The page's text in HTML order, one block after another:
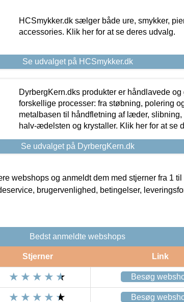
HCSmykker.dk sælger både ure, smykker,
accessories. Klik her for at se deres udvalg.
Se udvalget på HCSmykker.dk
DyrbergKern.dks produkter er håndlavede
forskellige processer: fra støbning, polering
metalbasen til håndfletning af læder,
halv-ædelsten og krystaller. Klik her for at se
Se udvalget på DyrbergKern.dk
webshops og anmeldt dem med stjerner fra 1 til
brugervenlighed, betingelser,
Bedst anmeldte webshops
Stjerner Link
Besøg
Besøg